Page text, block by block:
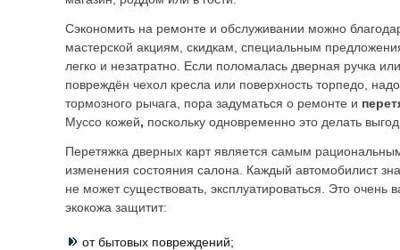
Сэкономить на ремонте и обслуживании можно
мастерской акциям, скидкам, специальным
легко и незатратно. Если поломалась дверная ручка
повреждён чехол кресла или поверхность торпедо,
тормозного рычага, пора задуматься о ремонте и
Муссо кожей, поскольку одновременно это делать
Перетяжка дверных карт является самым
изменения состояния салона. Каждый автомобилист
не может существовать, эксплуатироваться. Это очень
экокожа защитит:
от бытовых повреждений;